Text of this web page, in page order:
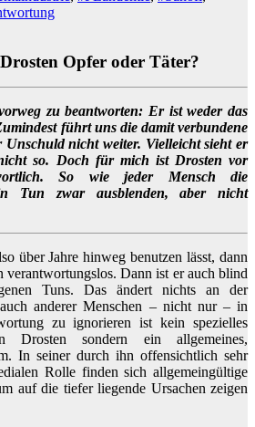
Opfer oder Täter?
zu beantworten: Er ist weder das
führt uns die damit verbundene
nicht weiter. Vielleicht sieht er
so. Doch für mich ist Drosten vor
So wie jeder Mensch die
Tun zwar ausblenden, aber nicht
über Jahre hinweg benutzen lässt, dann
verantwortungslos. Dann ist er auch blind
Tuns. Das ändert nichts an der
anderer Menschen – nicht nur – in
zu ignorieren ist kein spezielles
Drosten sondern ein allgemeines,
In seiner durch ihn offensichtlich sehr
Rolle finden sich allgemeingültige
auf die tiefer liegende Ursachen zeigen